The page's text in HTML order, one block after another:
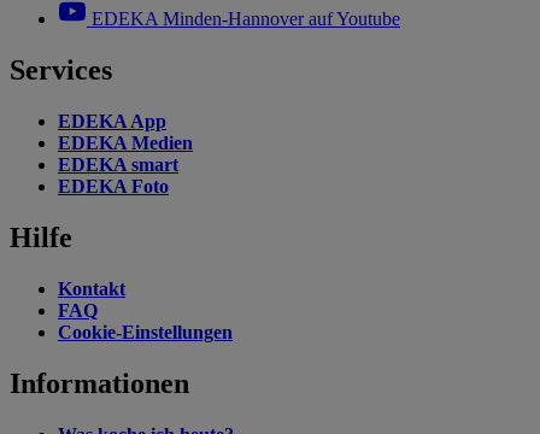
EDEKA Minden-Hannover auf Youtube
Services
EDEKA App
EDEKA Medien
EDEKA smart
EDEKA Foto
Hilfe
Kontakt
FAQ
Cookie-Einstellungen
Informationen